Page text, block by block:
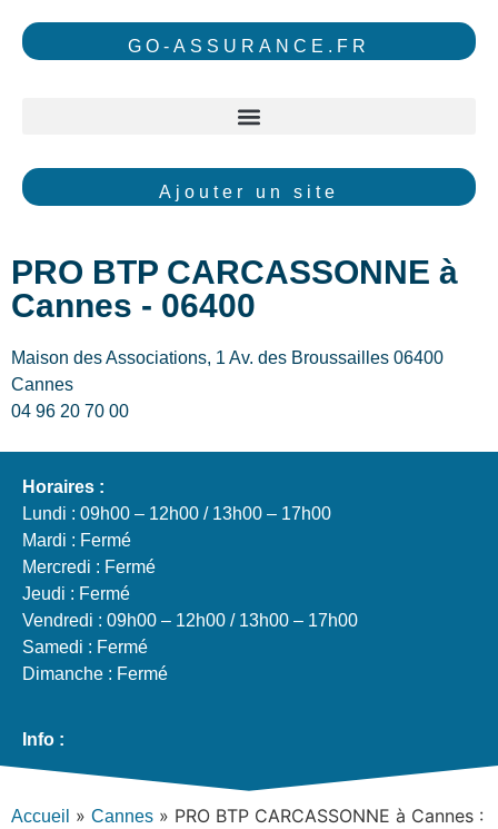
GO-ASSURANCE.FR
Ajouter un site
PRO BTP CARCASSONNE à
Cannes - 06400
Maison des Associations, 1 Av. des Broussailles 06400
Cannes
04 96 20 70 00
Horaires :
Lundi : 09h00 – 12h00 / 13h00 – 17h00
Mardi : Fermé
Mercredi : Fermé
Jeudi : Fermé
Vendredi : 09h00 – 12h00 / 13h00 – 17h00
Samedi : Fermé
Dimanche : Fermé
Info :
Accueil » Cannes » PRO BTP CARCASSONNE à Cannes :